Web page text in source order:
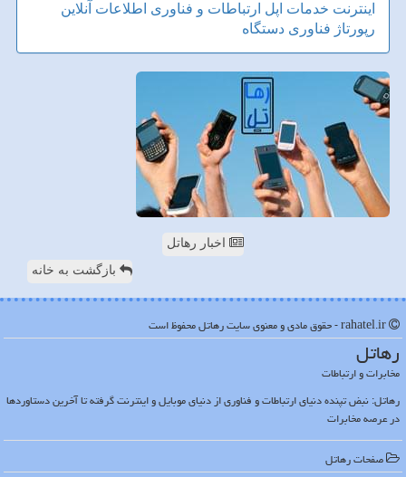
اینترنت خدمات اپل ارتباطات و فناوری اطلاعات آنلاین
رپورتاژ فناوری دستگاه
اخبار رهاتل
بازگشت به خانه
رهاتل
مخابرات و ارتباطات
رهاتل: نبض تپنده دنیای ارتباطات و فناوری از دنیای موبایل و اینترنت گرفته تا آخرین دستاوردها
در عرصه مخابرات
صفحات رهاتل